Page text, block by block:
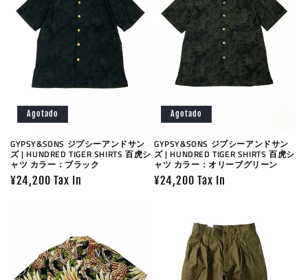
Agotado
GYPSY&SONS ジプシーアンドサン
ズ | HUNDRED TIGER SHIRTS 百虎シ
ャツ カラー：ブラック
Precio
¥24,200 Tax In
Agotado
GYPSY&SONS ジプシーアンドサン
ズ | HUNDRED TIGER SHIRTS 百虎シ
ャツ カラー：オリーブグリーン
Precio
¥24,200 Tax In